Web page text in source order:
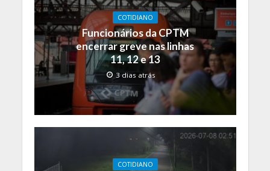
COTIDIANO
Funcionários da CPTM
encerrar greve nas linhas
11, 12 e 13
3 dias atrás
COTIDIANO